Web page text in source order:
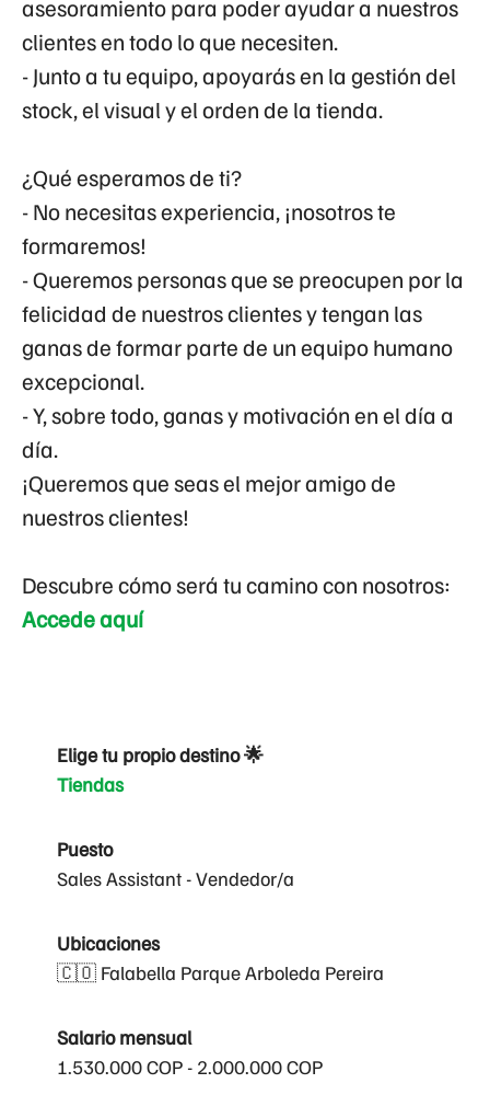
asesoramiento para poder ayudar a nuestros
clientes en todo lo que necesiten.
- Junto a tu equipo, apoyarás en la gestión del
stock, el visual y el orden de la tienda.
¿Qué esperamos de ti?
- No necesitas experiencia, ¡nosotros te
formaremos!
- Queremos personas que se preocupen por la
felicidad de nuestros clientes y tengan las
ganas de formar parte de un equipo humano
excepcional.
- Y, sobre todo, ganas y motivación en el día a
día.
¡Queremos que seas el mejor amigo de
nuestros clientes!
Descubre cómo será tu camino con nosotros:
Accede aquí
Elige tu propio destino 🌟
Tiendas
Puesto
Sales Assistant - Vendedor/a
Ubicaciones
🇨🇴 Falabella Parque Arboleda Pereira
Salario mensual
1.530.000 COP - 2.000.000 COP